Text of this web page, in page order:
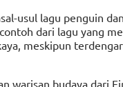
usul lagu penguin
dari lagu yang
meskipun
warisan budaya dari